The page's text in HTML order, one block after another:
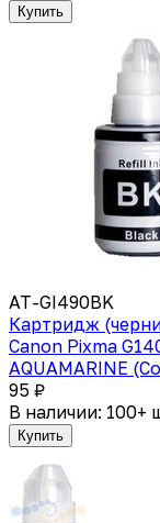
Купить
AT-GI490BK
Картридж
Canon Pixma
AQUAMARINE
95 ₽
В наличии: 100+
Купить